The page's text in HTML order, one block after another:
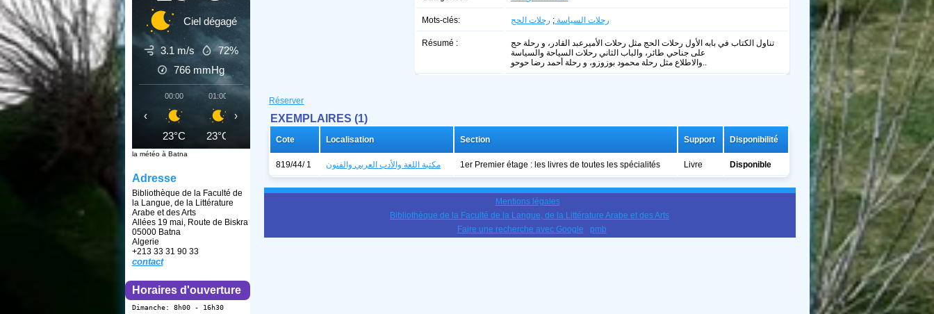
Mots-clés: رحلات السياسة ; رحلات الحج
Résumé :
تناول الكتاب في بابه الأول رحلات الحج مثل رحلات الأميرعبد القادر، و رحلة حج
على جناحي طائر، والباب الثاني رحلات السياحة والسياسة
والاطلاع مثل رحلة محمود بوزوزو، و رحلة أحمد رضا حوحو..
Réserver
EXEMPLAIRES (1)
Cote Localisation Section Support Disponibilité
819/44/ 1 مكتبة اللغة والأدب العربي والفنون 1er Premier étage : les livres de toutes les spécialités Livre Disponible
Mentions légales
Bibliothèque de la Faculté de la Langue, de la Littérature Arabe et des Arts
Faire une recherche avec Google
pmb
Ciel dégagé
3.1 m/s
72%
766 mmHg
00:00
23°C
01:00
23°C
02:00
21°C 21°C 22°C 31°C 32°C 32°C
15:00
33°C
16:00
32°C
17:00
32°C
‹ ›
la météo à Batna
Adresse
Bibliothèque de la Faculté de
la Langue, de la Littérature
Arabe et des Arts
Allées 19 mai, Route de Biskra
05000 Batna
Algerie
+213 33 31 90 33
contact
Horaires d'ouverture
Dimanche: 8h00 - 16h30